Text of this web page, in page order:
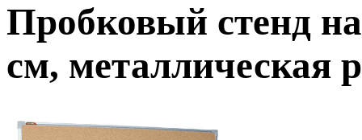
Пробковый стенд
см, металлическая